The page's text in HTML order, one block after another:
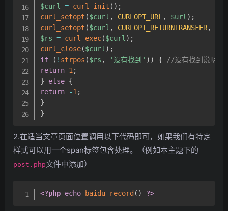
$curl
= curl_init ( ) ;
curl_setopt ($curl , CURLOPT_URL , $url ) ;
curl_setopt ($curl , CURLOPT_RETURNTRANSFER,
$rs = curl_exec($curl ) ;
curl_close($curl ) ;
if
( ! strpos ($rs , '没有找到' ) ) {
//没有找到说明已
return 1 ;
}
else {
return
-1 ;
}
}
2.在适当文章页面位置调用以下代码即可，如果我们有特定
样式可以用一个span标签包含处理。（例如本主题下的
post.php文件中添加）
<?php echo baidu_record ( ) ?>